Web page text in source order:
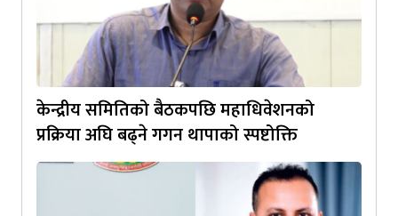
केन्द्रीय समितिको बैठकपछि महाधिवेशनको
प्रक्रिया अघि बढ्ने गगन थापाको स्पष्टोक्ति